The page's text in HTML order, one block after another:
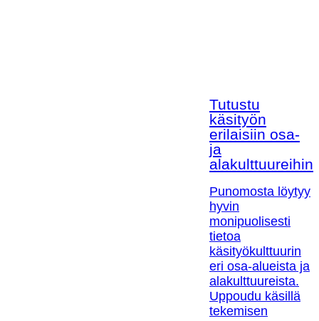
Tutustu
käsityön
erilaisiin osa-
ja
alakulttuureihin!
Punomosta löytyy
hyvin
monipuolisesti
tietoa
käsityökulttuurin
eri osa-alueista ja
alakulttuureista.
Uppoudu käsillä
tekemisen